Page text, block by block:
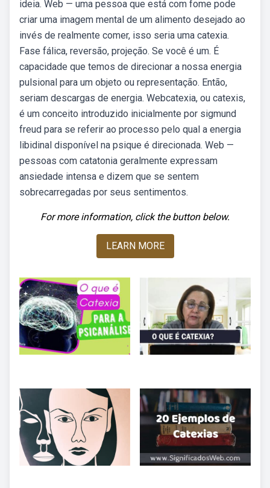
ideia. Web — uma pessoa que está com fome pode
criar uma imagem mental de um alimento desejado ao
invés de realmente comer, isso seria uma catexia.
Fase fálica, reversão, projeção. Se você é um. É
capacidade que temos de direcionar a nossa energia
pulsional para um objeto ou representação. Então,
seriam descargas de energia. Webcatexia, ou catexis,
é um conceito introduzido inicialmente por sigmund
freud para se referir ao processo pelo qual a energia
libidinal disponível na psique é direcionada. Web —
pessoas com catatonia geralmente expressam
ansiedade intensa e dizem que se sentem
sobrecarregadas por seus sentimentos.
For more information, click the button below.
LEARN MORE